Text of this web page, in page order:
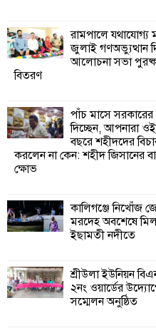
কালিগঞ্জে নিখোঁজ
মরদেহ অবশেষে
ইছামতী নদীতে
২নং ওয়ার্ডের
কর্মী সম্মেলন
শ্যামনগরে জলবায়ু
শিখন ও অভিজ্ঞতা বিনিময় সভা
শ্যামনগরে বনবিভাগ
মতবিনিময় সভা
রামপালে যথাযোগ্য
জুলাই গণঅভ্যুত্থান
আলোচনা সভা
বিতরণ
পাঁচ মাসে
দিচ্ছেন, আপনারা
বছরে শহীদদের
করলেন না কেন: শহীদ জিসানের
ক্ষোভ
কালিগঞ্জে নিখোঁজ
মরদেহ অবশেষে
ইছামতী নদীতে
শ্রীউলা ইউনিয়ন
২নং ওয়ার্ডের
সম্মেলন অনুষ্ঠিত